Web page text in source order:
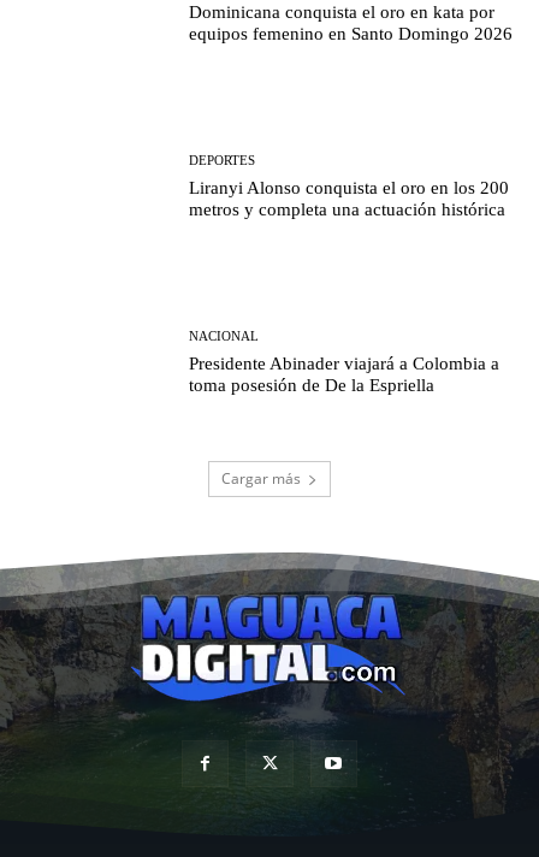
Dominicana conquista el oro en kata por
equipos femenino en Santo Domingo 2026
DEPORTES
Liranyi Alonso conquista el oro en los 200
metros y completa una actuación histórica
NACIONAL
Presidente Abinader viajará a Colombia a
toma posesión de De la Espriella
Cargar más